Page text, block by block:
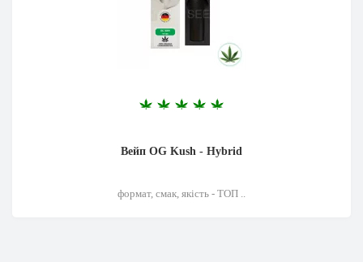
Вейп OG Kush - Hybrid
формат, смак, якість - ТОП ..